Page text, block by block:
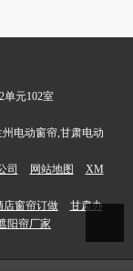
单元102室
电动窗帘,甘肃电动
司 网站地图
XM
店窗帘订做
甘肃办
阳帘厂家